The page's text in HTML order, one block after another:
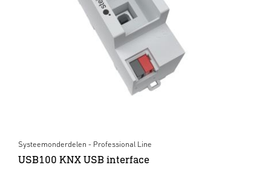
Systeemonderdelen - Professional Line
USB100 KNX USB interface